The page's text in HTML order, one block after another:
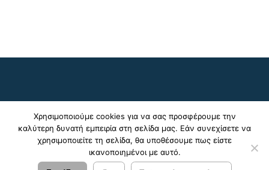
© 2024 - 2026 ΚΤΕΛ Ν. Φωκίδας Α.Ε. |Πολιτική
Απορρήτου
Χρησιμοποιούμε cookies για να σας προσφέρουμε την
καλύτερη δυνατή εμπειρία στη σελίδα μας. Εάν συνεχίσετε να
χρησιμοποιείτε τη σελίδα, θα υποθέσουμε πως είστε
ικανοποιημένοι με αυτό.